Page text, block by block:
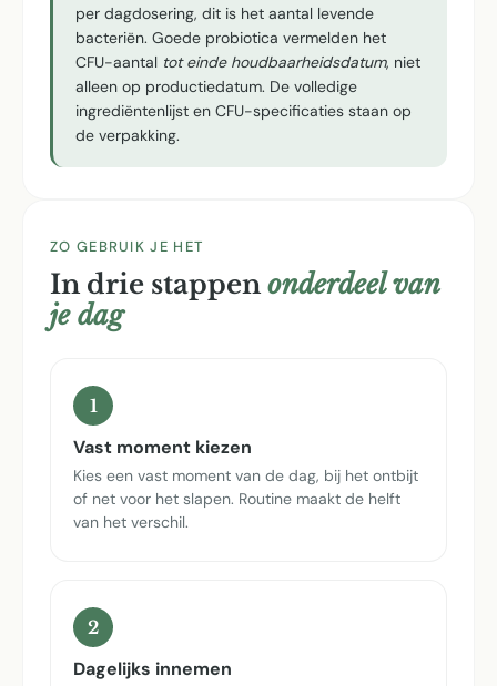
per dagdosering, dit is het aantal levende
bacteriën. Goede probiotica vermelden het
CFU-aantal tot einde houdbaarheidsdatum, niet
alleen op productiedatum. De volledige
ingrediëntenlijst en CFU-specificaties staan op
de verpakking.
ZO GEBRUIK JE HET
In drie stappen onderdeel van
je dag
1
Vast moment kiezen
Kies een vast moment van de dag, bij het ontbijt
of net voor het slapen. Routine maakt de helft
van het verschil.
2
Dagelijks innemen